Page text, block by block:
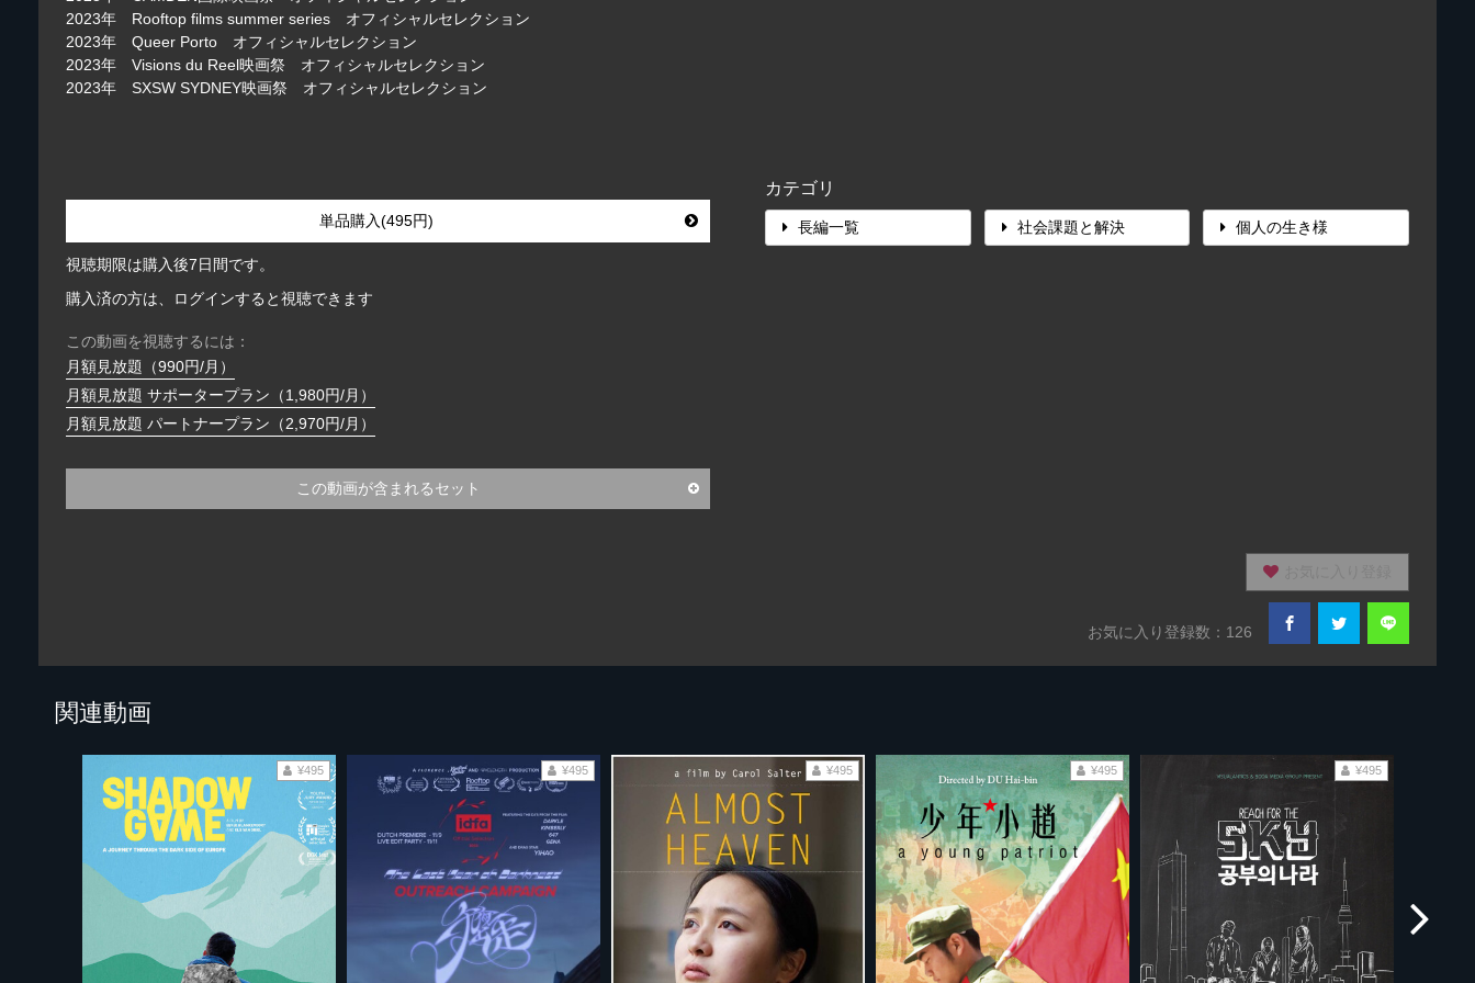
2023年 Rooftop films summer series オフィシャルセレクション
2023年 Queer Porto オフィシャルセレクション
2023年 Visions du Reel映画祭 オフィシャルセレクション
2023年 SXSW SYDNEY映画祭 オフィシャルセレクション
単品購入(495円)
視聴期限は購入後7日間です。
購入済の方は、ログインすると視聴できます
この動画を視聴するには：
月額見放題（990円/月）
月額見放題 サポータープラン（1,980円/月）
月額見放題 パートナープラン（2,970円/月）
この動画が含まれるセット
カテゴリ
長編一覧 社会課題と解決 個人の生き様
お気に入り登録数：126
関連動画
¥495 ¥495 ¥495 ¥495 ¥495